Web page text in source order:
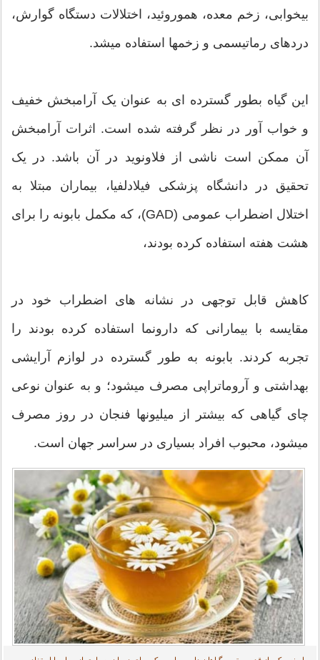
بیخوابی، زخم معده، هموروئید، اختلالات دستگاه گوارش،
دردهای رماتیسمی و زخمها استفاده میشد.
این گیاه بطور گسترده ای به عنوان یک آرامبخش خفیف
و خواب آور در نظر گرفته شده است. اثرات آرامبخش
آن ممکن است ناشی از فلاونوید در آن باشد. در یک
تحقیق در دانشگاه پزشکی فیلادلفیا، بیماران مبتلا به
اختلال اضطراب عمومی (GAD)، که مکمل بابونه را برای
هشت هفته استفاده کرده بودند،
کاهش قابل توجهی در نشانه های اضطراب خود در
مقایسه با بیمارانی که دارونما استفاده کرده بودند را
تجربه کردند. بابونه به طور گسترده در لوازم آرایشی
بهداشتی و آروماتراپی مصرف میشود؛ و به عنوان نوعی
چای گیاهی که بیشتر از میلیونها فنجان در روز مصرف
میشود، محبوب افراد بسیاری در سراسر جهان است.